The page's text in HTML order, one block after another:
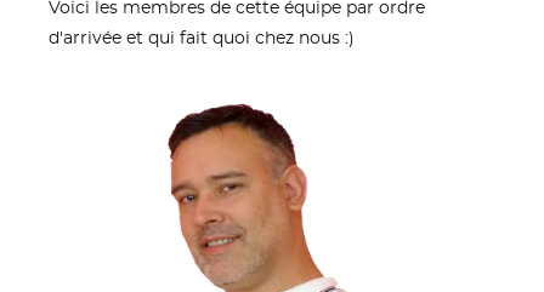
Voici les membres de cette équipe par ordre
d'arrivée et qui fait quoi chez nous :)